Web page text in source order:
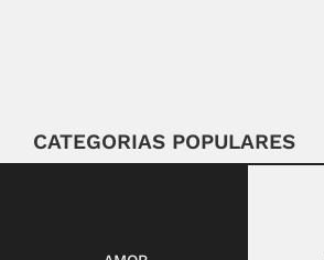
CATEGORIAS POPULARES